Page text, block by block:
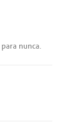
para nunca.